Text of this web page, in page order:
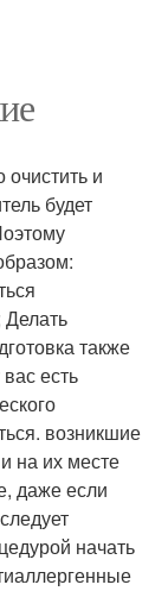
и
будет
также
есть
возникшие
на их месте
даже если
начать